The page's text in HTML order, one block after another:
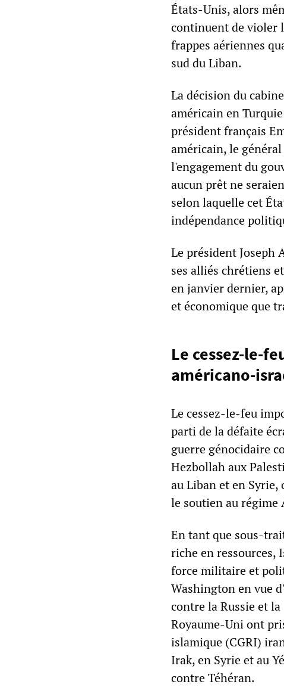
États-Unis, alors
continuent de violer
frappes aériennes
sud du Liban.
La décision du
américain en
président français
américain, le
l'engagement du
aucun prêt ne
selon laquelle cet
indépendance
Le président Joseph
ses alliés chrétiens
en janvier dernier,
et économique que
Le cessez-le-
américano-
Le cessez-le-feu
parti de la défaite
guerre génocidaire
Hezbollah aux
au Liban et en Syrie,
le soutien au régime
En tant que sous-
riche en ressources,
force militaire et
Washington en vue
contre la Russie et
Royaume-Uni ont
islamique (CGRI)
Irak, en Syrie et au
contre Téhéran.